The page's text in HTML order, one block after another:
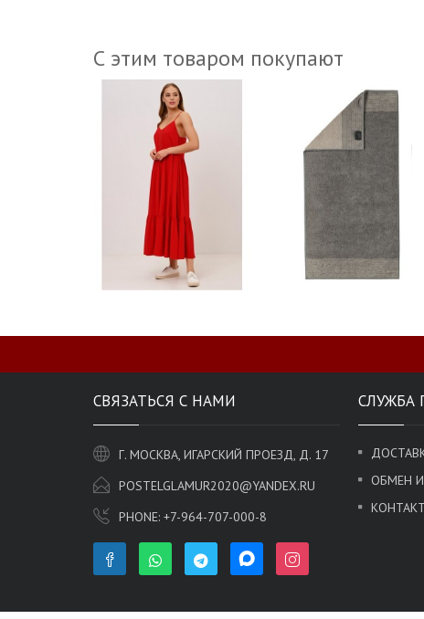
С этим товаром покупают
СВЯЗАТЬСЯ С НАМИ
Г. МОСКВА, ИГАРСКИЙ ПРОЕЗД, Д. 17
POSTELGLAMUR2020@YANDEX.RU
PHONE: +7-964-707-000-8
СЛУЖБА
ОБМЕН